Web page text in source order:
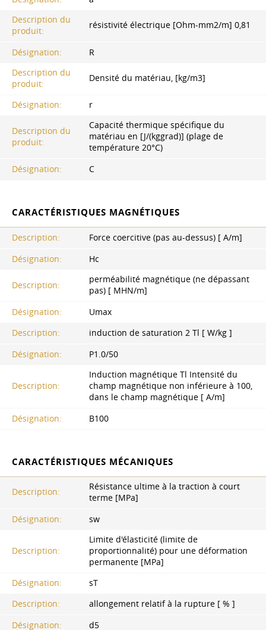
Description du
produit:
résistivité électrique [Ohm-mm2/m] 0,81
Désignation:
R
Description du
produit:
Densité du matériau, [kg/m3]
Désignation: r
Description du
produit:
Capacité thermique spécifique du
matériau en [J/(kggrad)] (plage de
température 20°C)
Désignation:
C
CARACTÉRISTIQUES MAGNÉTIQUES
Description:
Force coercitive (pas au-dessus) [ A/m]
Désignation:
Hc
Description:
perméabilité magnétique (ne dépassant
pas) [ MHN/m]
Désignation:
Umax
Description:
induction de saturation 2 Tl [ W/kg ]
Désignation:
P1.0/50
Description:
Induction magnétique Tl Intensité du
champ magnétique non inférieure à 100,
dans le champ magnétique [ A/m]
Désignation:
B100
CARACTÉRISTIQUES MÉCANIQUES
Description:
Résistance ultime à la traction à court
terme [MPa]
Désignation:
ѕw
Description:
Limite d'élasticité (limite de
proportionnalité) pour une déformation
permanente [MPa]
Désignation:
sT
Description:
allongement relatif à la rupture [ % ]
Désignation:
d5